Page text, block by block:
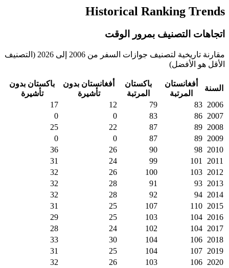
Historical Ranking Trends
اتجاهات التصنيف بمرور الوقت
مقارنة تاريخية لتصنيف جوازات السفر من 2006 إلى 2026 (التصنيف
الأقل هو الأفضل)
السنة
أفغانستان
المرتبة
باكستان
المرتبة
أفغانستان بدون
تأشيرة
باكستان بدون
تأشيرة
2006
83
79
12
17
2007
86
83
0
0
2008
89
87
22
25
2009
89
87
0
0
2010
98
90
26
36
2011
101
99
24
31
2012
103
100
26
32
2013
93
91
28
32
2014
94
92
28
32
2015
110
107
25
31
2016
104
103
25
29
2017
104
102
24
28
2018
106
104
30
33
2019
107
104
25
31
2020
106
103
26
32